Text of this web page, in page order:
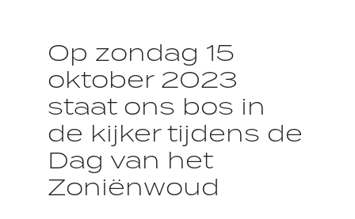
Op zondag 15
oktober 2023
staat ons bos in
de kijker tijdens de
Dag van het
Zoniënwoud